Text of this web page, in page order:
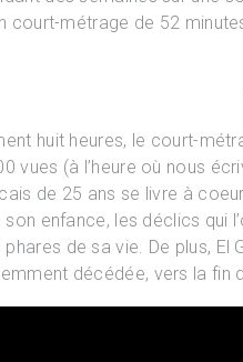
court-métrage de 52
huit heures, le court-
vues (à l’heure où nous
de 25 ans se livre à
enfance, les déclics qui
de sa vie. De plus, El
décédée, vers la fin